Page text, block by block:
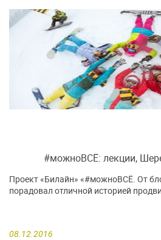
#можноВСЁ: лекции,
08.12.2016
Проект «Билайн» «#можноВСЁ. От
порадовал отличной историей